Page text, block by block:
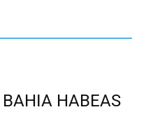
HABEAS